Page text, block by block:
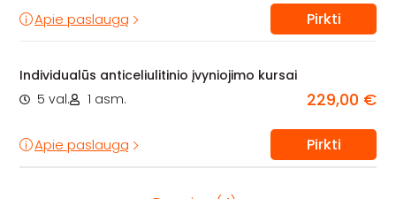
Apie paslaugą Pirkti
Individualūs anticeliulitinio įvyniojimo kursai
5 val.
1 asm. 229,00 €
Apie paslaugą Pirkti